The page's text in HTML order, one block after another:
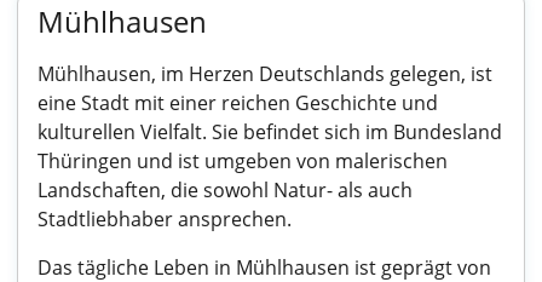
Mühlhausen
Mühlhausen, im Herzen Deutschlands gelegen, ist
eine Stadt mit einer reichen Geschichte und
kulturellen Vielfalt. Sie befindet sich im Bundesland
Thüringen und ist umgeben von malerischen
Landschaften, die sowohl Natur- als auch
Stadtliebhaber ansprechen.
Das tägliche Leben in Mühlhausen ist geprägt von